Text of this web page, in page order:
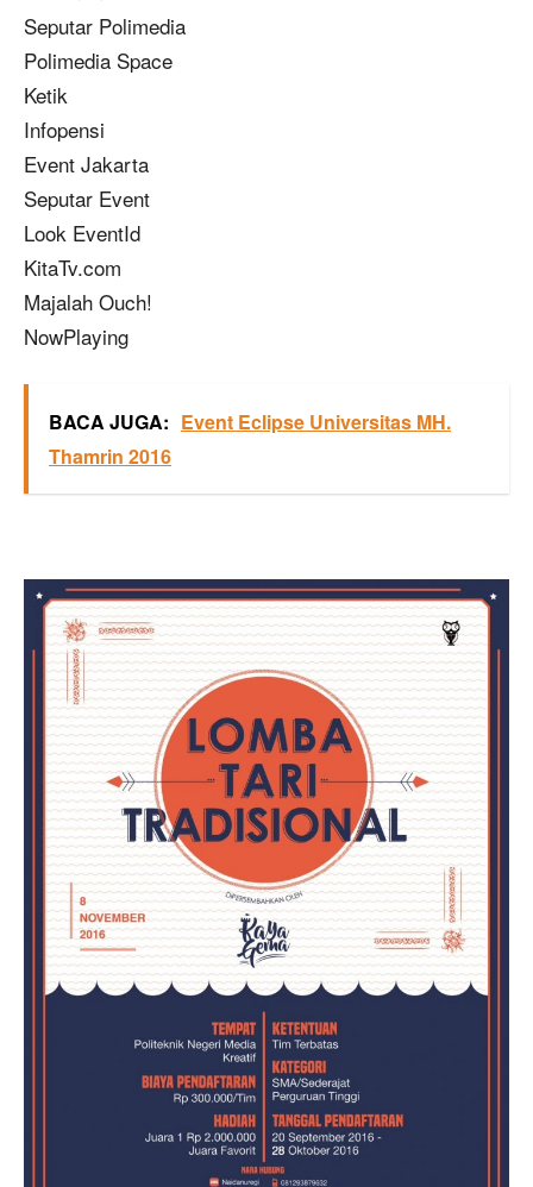
Seputar Polimedia
Polimedia Space
Ketik
Infopensi
Event Jakarta
Seputar Event
Look EventId
KitaTv.com
Majalah Ouch!
NowPlaying
BACA JUGA: Event Eclipse Universitas MH.
Thamrin 2016